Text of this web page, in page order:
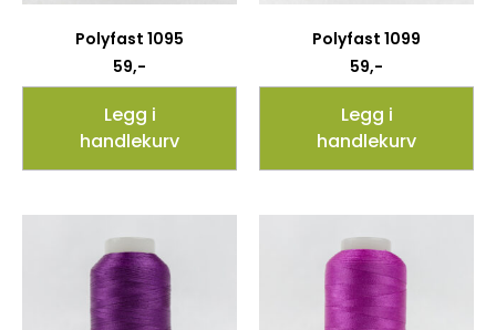
Polyfast 1095
59,-
Legg i
handlekurv
Polyfast 1099
59,-
Legg i
handlekurv